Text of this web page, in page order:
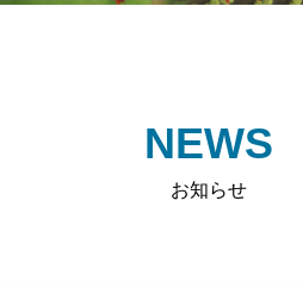
NEWS
お知らせ